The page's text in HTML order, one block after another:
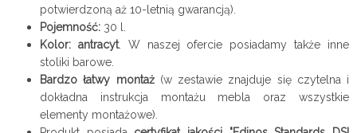
potwierdzoną aż 10-letnią gwarancją).
Pojemność: 30 l.
Kolor: antracyt.
W naszej ofercie posiadamy także inne
stoliki barowe.
Bardzo łatwy montaż(w zestawie znajduje się czytelna i
dokładna instrukcja montażu mebla oraz wszystkie
elementy montażowe).